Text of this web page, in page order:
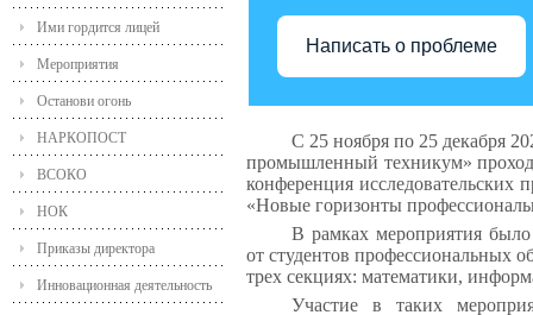
Ими гордится лицей
Мероприятия
Останови огонь
НАРКОПОСТ
ВСОКО
НОК
Приказы директора
Инновационная деятельность
Написать о проблеме
С 25 ноября по 25 декабря
промышленный техникум»
конференция исследовательских
«Новые горизонты
В рамках мероприятия было
от студентов профессиональных
трех секциях: математики,
Участие в таких